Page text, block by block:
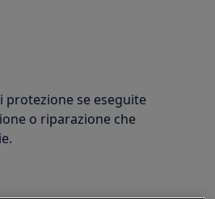
protezione se eseguite
o riparazione che